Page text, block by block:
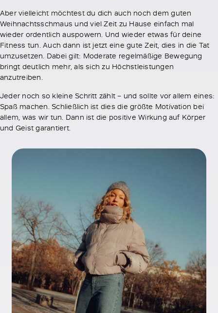
Aber vielleicht möchtest du dich auch noch dem guten
Weihnachtsschmaus und viel Zeit zu Hause einfach mal
wieder ordentlich auspowern. Und wieder etwas für deine
Fitness tun. Auch dann ist jetzt eine gute Zeit, dies in die Tat
umzusetzen. Dabei gilt: Moderate regelmäßige Bewegung
bringt deutlich mehr, als sich zu Höchstleistungen
anzutreiben.
Jeder noch so kleine Schritt zählt – und sollte vor allem eines:
Spaß machen. Schließlich ist dies die größte Motivation bei
allem, was wir tun. Dann ist die positive Wirkung auf Körper
und Geist garantiert.